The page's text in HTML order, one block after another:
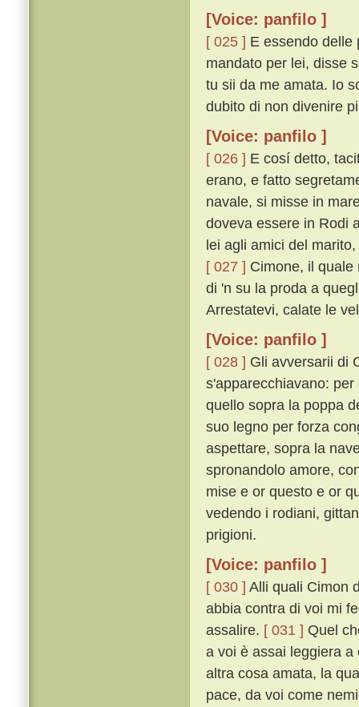
[Voice: panfilo ]
[ 025 ] E essendo delle
mandato per lei, disse
tu sii da me amata. Io
dubito di non divenire
[Voice: panfilo ]
[ 026 ] E cosí detto,
erano, e fatto
navale, si misse in
doveva essere in Rodi
lei agli amici del
[ 027 ] Cimone, il
di 'n su la proda a
Arrestatevi, calate le
[Voice: panfilo ]
[ 028 ] Gli avversarii di
s'apparecchiavano:
quello sopra la poppa
suo legno per forza
aspettare, sopra la
spronandolo amore,
mise e or questo e or
vedendo i rodiani,
prigioni.
[Voice: panfilo ]
[ 030 ] Alli quali Cimon
abbia contra di voi mi
assalire. [ 031 ] Quel
a voi è assai leggiera
altra cosa amata, la
pace, da voi come